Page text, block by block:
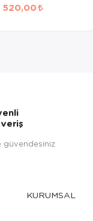
A5522 SATİN
520,00
güvendesiniz
KURUMSAL